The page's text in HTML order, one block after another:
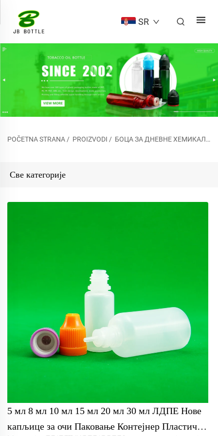
SR
POČETNA STRANA/ PROIZVODI / БОЦА ЗА ДНЕВНЕ ХЕМИКАЛИЈЕ
Све категорије
5 мл 8 мл 10 мл 15 мл 20 мл 30 мл ЛДПЕ Нове
капљице за очи Паковање Контејнер Пластична